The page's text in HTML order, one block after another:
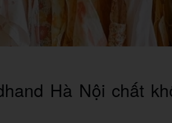
Hà Nội chất